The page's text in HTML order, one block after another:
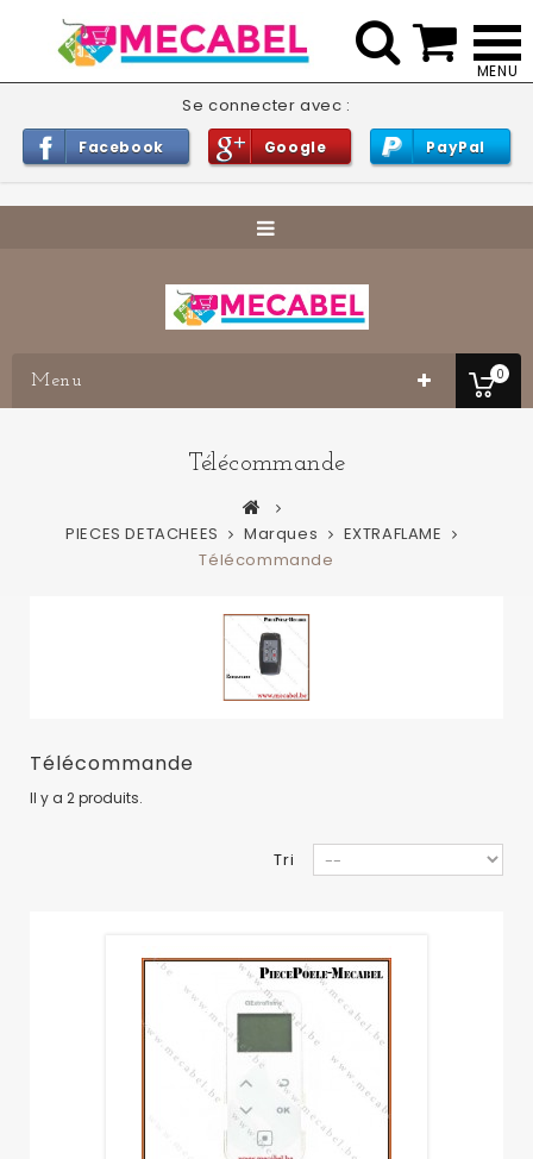
Se connecter avec :
Facebook Google PayPal
0
Menu
Télécommande
PIECES DETACHEES Marques
EXTRAFLAME
Télécommande
Télécommande
Il y a 2 produits.
Tri
 